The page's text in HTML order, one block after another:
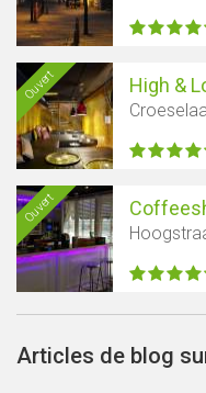
Ouvert High &
Ouvert
Articles de blog